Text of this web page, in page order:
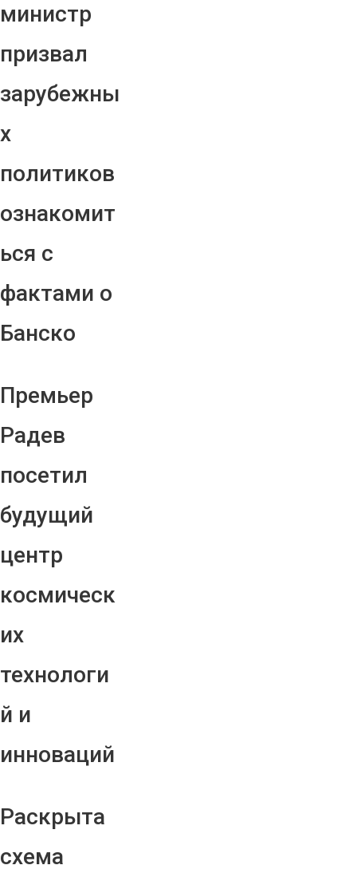
министр
призвал
зарубежны
х
политиков
ознакомит
ься с
фактами о
Банско
Премьер
Радев
посетил
будущий
центр
космическ
их
технологи
й и
инноваций
Раскрыта
схема